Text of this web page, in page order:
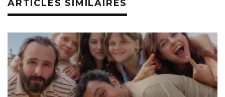
ARTICLES SIMILAIRES